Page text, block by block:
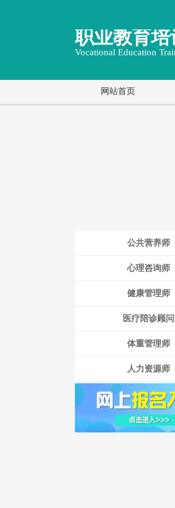
网站首页
职业教育培
Vocational Education
公共营养师
心理咨询师
健康管理师
医疗陪诊顾问
体重管理师
人力资源师